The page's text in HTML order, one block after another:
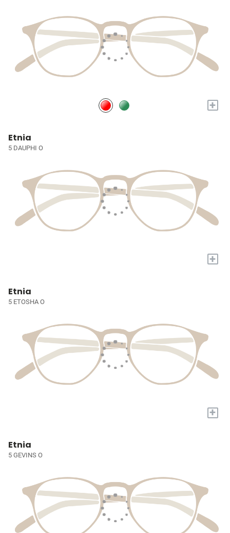
+
Etnia
5 DAUPHI O
+
Etnia
5 ETOSHA O
+
Etnia
5 GEVINS O